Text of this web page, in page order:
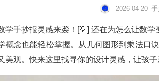
2026-04-20
学手抄报灵感来袭！[💡] 还在为怎么让数
概念也能轻松掌握。从几何图形到乘法口
美观。快来这里找寻你的设计灵感，让孩